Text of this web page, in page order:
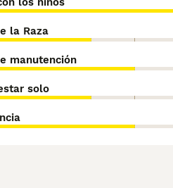
la Raza
manutención
solo